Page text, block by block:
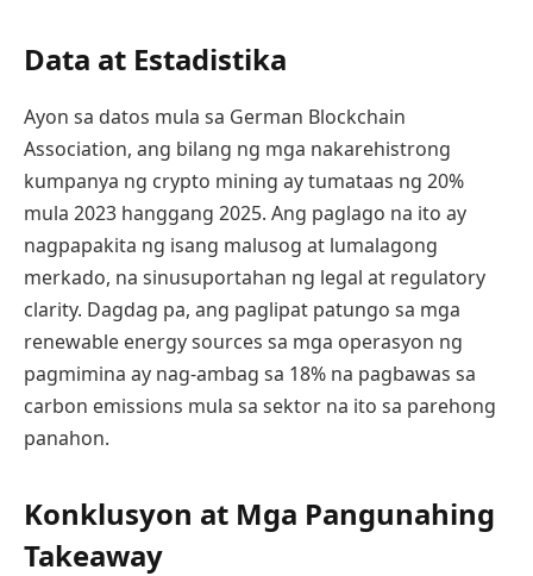
Data at Estadistika
Ayon sa datos mula sa German Blockchain
Association, ang bilang ng mga nakarehistrong
kumpanya ng crypto mining ay tumataas ng 20%
mula 2023 hanggang 2025. Ang paglago na ito ay
nagpapakita ng isang malusog at lumalagong
merkado, na sinusuportahan ng legal at regulatory
clarity. Dagdag pa, ang paglipat patungo sa mga
renewable energy sources sa mga operasyon ng
pagmimina ay nag-ambag sa 18% na pagbawas sa
carbon emissions mula sa sektor na ito sa parehong
panahon.
Konklusyon at Mga Pangunahing
Takeaway